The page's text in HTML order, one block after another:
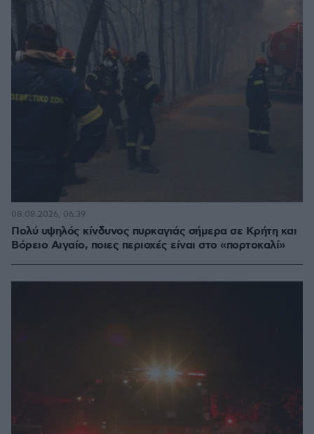
Πολύ υψηλός κίνδυνος πυρκαγιάς σήμερα σε Κρήτη και
Βόρειο Αιγαίο, ποιες περιοχές είναι στο «πορτοκαλί»
08.08.2026, 06:39